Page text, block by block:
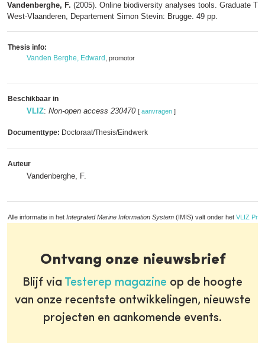
Vandenberghe, F. (2005). Online biodiversity analyses tools. Graduate
West-Vlaanderen, Departement Simon Stevin: Brugge. 49 pp.
Thesis info:
Vanden Berghe, Edward
, promotor
Beschikbaar in
VLIZ: Non-open access 230470 [ aanvragen ]
Documenttype: Doctoraat/Thesis/Eindwerk
Auteur
Vandenberghe, F.
Alle informatie in het Integrated Marine Information System (IMIS) valt onder het VLIZ
Ontvang onze nieuwsbrief
Blijf via Testerep magazine op de hoogte
van onze recentste ontwikkelingen, nieuwste
projecten en aankomende events.